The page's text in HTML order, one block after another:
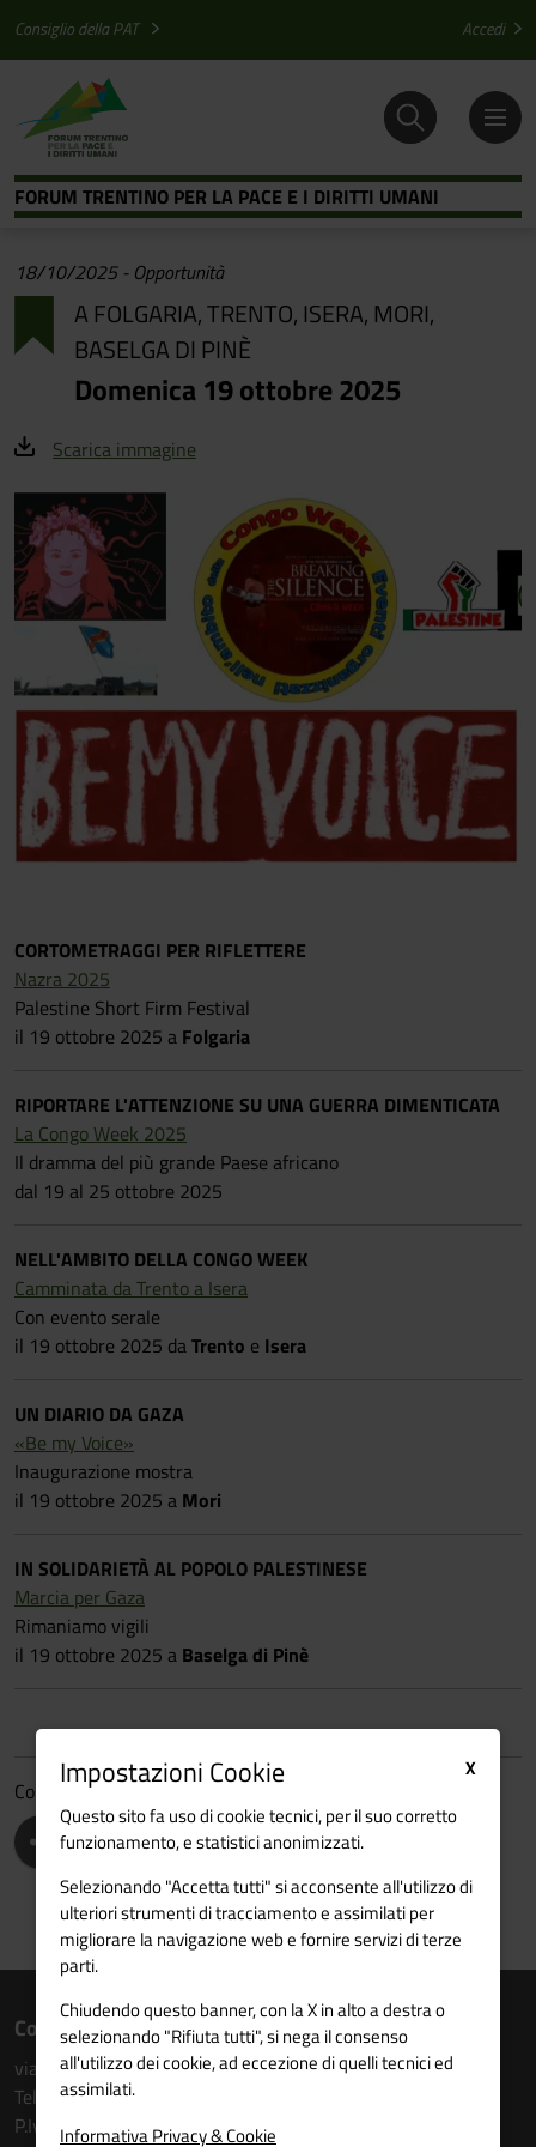
Consiglio della PAT Accedi
FORUM TRENTINO PER LA PACE E I DIRITTI UMANI
18/10/2025 - Opportunità
A FOLGARIA, TRENTO, ISERA, MORI,
BASELGA DI PINÈ
Domenica 19 ottobre 2025
Scarica immagine
CORTOMETRAGGI PER RIFLETTERE
Nazra 2025
Palestine Short Firm Festival
il 19 ottobre 2025 a Folgaria
RIPORTARE L'ATTENZIONE SU UNA GUERRA DIMENTICATA
La Congo Week 2025
Il dramma del più grande Paese africano
dal 19 al 25 ottobre 2025
NELL'AMBITO DELLA CONGO WEEK
Camminata da Trento a Isera
Con evento serale
il 19 ottobre 2025 daTrento e Isera
UN DIARIO DA GAZA
«Be my Voice»
Inaugurazione mostra
il 19 ottobre 2025 a Mori
IN SOLIDARIETÀ AL POPOLO PALESTINESE
Marcia per Gaza
Rimaniamo vigili
il 19 ottobre 2025 a Baselga di Pinè
Condividi
Contatti
via Torre Verde n. 14 - 5° piano - 38122 Trento
Tel. 0461 213176
P.Iva: 80009910227
X
Impostazioni Cookie
Questo sito fa uso di cookie tecnici, per il suo corretto
funzionamento, e statistici anonimizzati.
Selezionando "Accetta tutti" si acconsente all'utilizzo di
ulteriori strumenti di tracciamento e assimilati per
migliorare la navigazione web e fornire servizi di terze
parti.
Chiudendo questo banner, con la X in alto a destra o
selezionando "Rifiuta tutti", si nega il consenso
all'utilizzo dei cookie, ad eccezione di quelli tecnici ed
assimilati.
Informativa Privacy & Cookie